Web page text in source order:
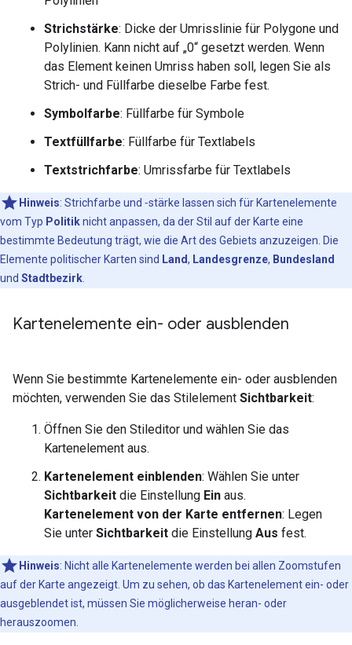
Strichstärke: Dicke der Umrisslinie für Polygone und
Polylinien. Kann nicht auf „0“ gesetzt werden. Wenn
das Element keinen Umriss haben soll, legen Sie als
Strich- und Füllfarbe dieselbe Farbe fest.
Symbolfarbe: Füllfarbe für Symbole
Textfüllfarbe: Füllfarbe für Textlabels
Textstrichfarbe: Umrissfarbe für Textlabels
Hinweis: Strichfarbe und ‑stärke lassen sich für Kartenelemente
vom Typ Politiknicht anpassen, da der Stil auf der Karte eine
bestimmte Bedeutung trägt, wie die Art des Gebiets anzuzeigen. Die
Elemente politischer Karten sind Land, Landesgrenze, Bundesland
und Stadtbezirk
Kartenelemente ein- oder ausblenden
Wenn Sie bestimmte Kartenelemente ein- oder ausblenden
möchten, verwenden Sie das Stilelement Sichtbarkeit:
Öffnen Sie den Stileditor und wählen Sie das
Kartenelement aus.
Kartenelement einblenden: Wählen Sie unter
Sichtbarkeit die Einstellung Ein aus.
Kartenelement von der Karte entfernen: Legen
Sie unter Sichtbarkeit die Einstellung Aus fest.
Hinweis: Nicht alle Kartenelemente werden bei allen Zoomstufen
auf der Karte angezeigt. Um zu sehen, ob das Kartenelement ein- oder
ausgeblendet ist, müssen Sie möglicherweise heran- oder
herauszoomen.